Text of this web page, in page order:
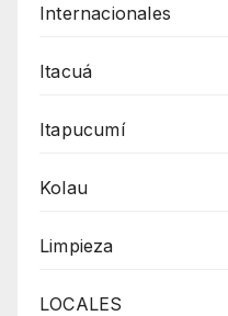
Internacionales
Itacuá
Itapucumí
Kolau
Limpieza
LOCALES